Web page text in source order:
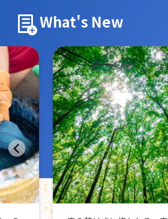
What's New